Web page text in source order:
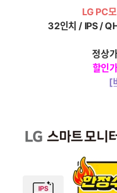
LG PC
32인치 / IPS /
정상
할인
[